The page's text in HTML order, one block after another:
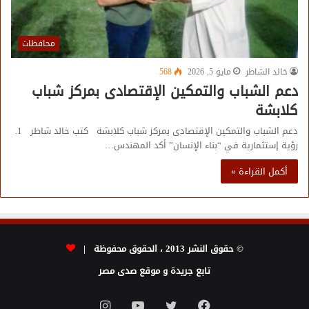
محافظات
خالد الشاطر
مايو 5, 2026 568
دعم الشباب والتمكين الإقتصادى بمركز شباب
كلابشة
دعم الشباب والتمكين الإقتصادى بمركز شباب كلابشة كتب خالد شاطر 1.
رؤية إستثمارية في “بناء الإنسان” أكد المهندس…
أكمل القراءة »
© حقوق النشر 2013 ، الحقوق محفوظة |
تابع جريدة و موقع صدى مصر